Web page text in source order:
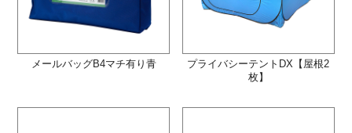
メールバッグB4マチ有り青
プライバシーテントDX【屋根2
枚】